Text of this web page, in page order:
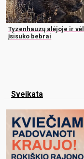
Tyzenhauzų alėjoje ir vėl
įsisuko bebrai
Sveikata